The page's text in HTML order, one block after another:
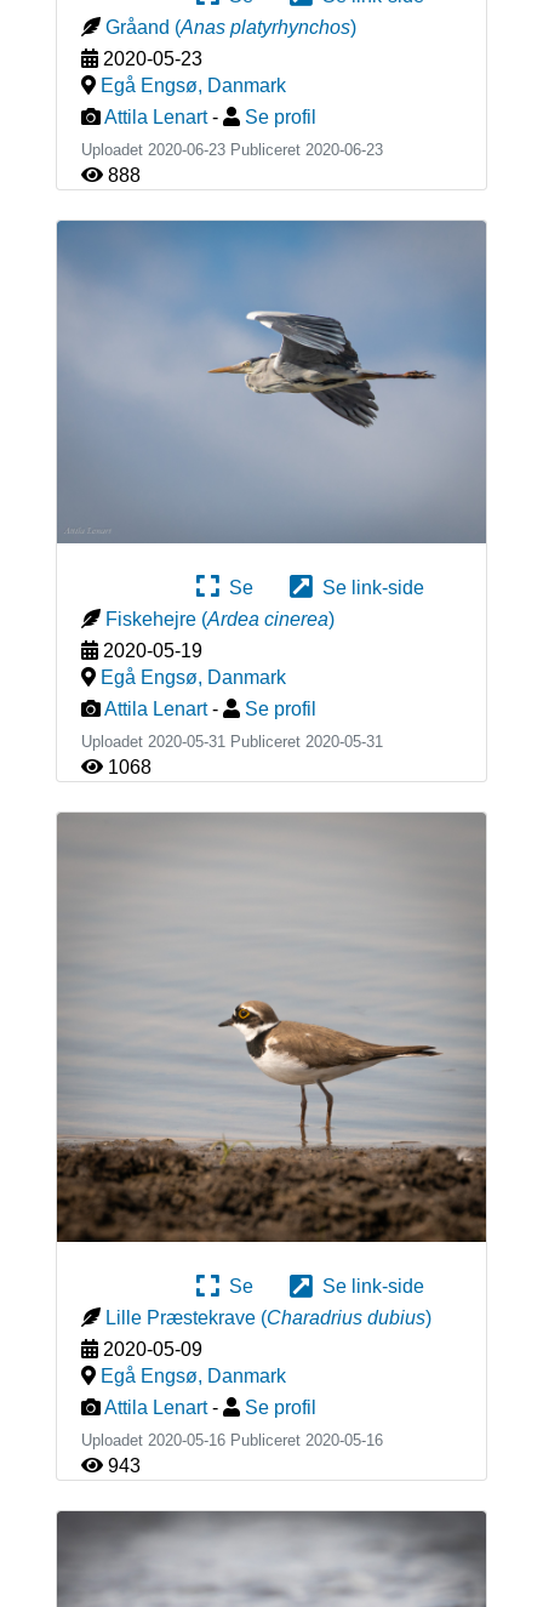
Gråand (Anas platyrhynchos)
2020-05-23
Egå Engsø, Danmark
Attila Lenart - Se profil
Uploadet 2020-06-23 Publiceret 2020-06-23
888
Se
Se link-side
Fiskehejre (Ardea cinerea)
2020-05-19
Egå Engsø, Danmark
Attila Lenart - Se profil
Uploadet 2020-05-31 Publiceret 2020-05-31
1068
Se
Se link-side
Lille Præstekrave (Charadrius dubius)
2020-05-09
Egå Engsø, Danmark
Attila Lenart - Se profil
Uploadet 2020-05-16 Publiceret 2020-05-16
943